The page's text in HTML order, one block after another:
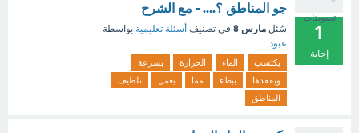
تصويتات
1
إجابة
جو المناطق ؟.... - مع الشرح
سُئل مارس 8 في تصنيف أسئلة تعليمية بواسطة
عبود
يكتسب الماء الحرارة
بسرعة
ويفقدها
ببطء مما يعمل
تلطيف
المناطق